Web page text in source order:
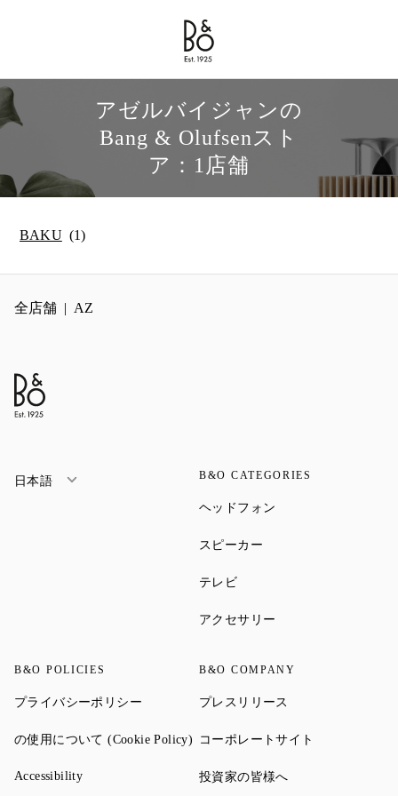
Bang & Olufsen - Exist to Create
Link Opens in New Tab
アゼルバイジャンの
Bang & Olufsenスト
ア：1店舗
BAKU
全店舗 AZ
日本語 B&O CATEGORIES
ヘッドフォン
スピーカー
テレビLink Opens in New Tab
アクセサリー
B&O POLICIES
プライバシーポリシー Link Opens in New Tab
の使用について (Cookie Policy) Link Opens in New Tab
AccessibilityLink Opens in New Tab
B&O COMPANY
プレスリリース
コーポレートサイト
投資家の皆様へ